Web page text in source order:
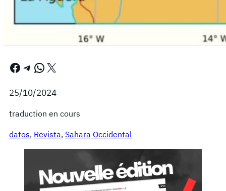
Facebook Telegram WhatsApp X
25/10/2024
traduction en cours
datos, Revista, Sahara Occidental